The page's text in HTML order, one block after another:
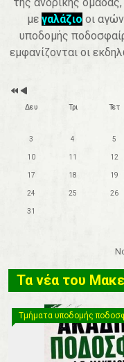
με γαλάζιο οι
υποδομής
εμφανίζονται οι
t
Δευ Τρι Τετ
3 4 5
10 11 12
17 18 19
24 25 26
31
Τα νέα του
Τμήματα υποδομής